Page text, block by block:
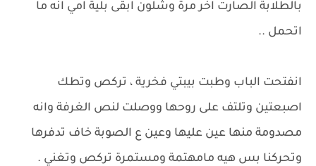
بالطلابة الصارت اخر مرة وشلون ابقى بلية امي انه ما
اتحمل ..
انفتحت الباب وطبت بيبتي فخرية ، تركص وتطك
اصبعتين وتلتف على روحها ووصلت لنص الغرفة وانه
مصدومة منها عين عليها وعين ع الصوبة خاف تدفرها
وتحركنا بس هيه مامهتمة ومستمرة تركص وتغني .